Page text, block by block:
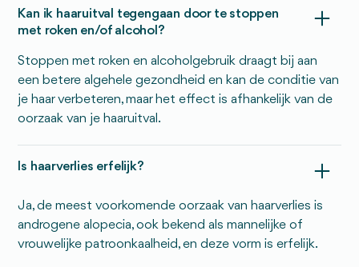
Kan ik haaruitval tegengaan door te stoppen
met roken en/of alcohol?
Stoppen met roken en alcoholgebruik draagt bij aan
een betere algehele gezondheid en kan de conditie van
je haar verbeteren, maar het effect is afhankelijk van de
oorzaak van je haaruitval.
Is haarverlies erfelijk?
Ja, de meest voorkomende oorzaak van haarverlies is
androgene alopecia, ook bekend als mannelijke of
vrouwelijke patroonkaalheid, en deze vorm is erfelijk.